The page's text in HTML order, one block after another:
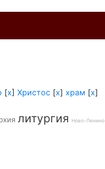
[x] Христос [x] храм [x]
литургия Ново-Ленино